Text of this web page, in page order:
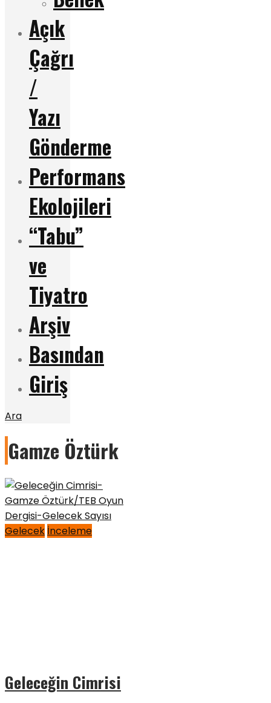
Açık
Çağrı
/
Yazı
Gönderme
Performans
Ekolojileri
“Tabu”
ve
Tiyatro
Arşiv
Basından
Giriş
Ara
Gamze Öztürk
Gelecek İnceleme
Geleceğin Cimrisi